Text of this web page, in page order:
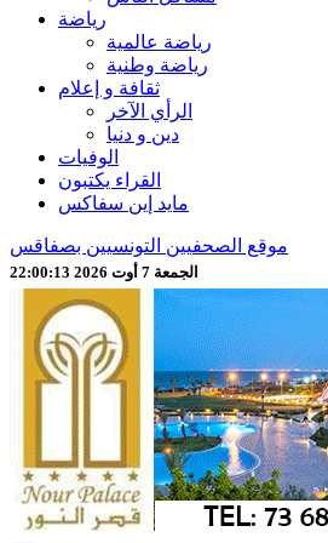
رياضة
رياضة عالمية
رياضة وطنية
ثقافة و إعلام
الرأي الآخر
دين و دنيا
الوفيات
القراء يكتبون
مايد إين سفاكس
موقع الصحفيين التونسيين بصفاقس
الجمعة 7 أوت 2026 22:00:15